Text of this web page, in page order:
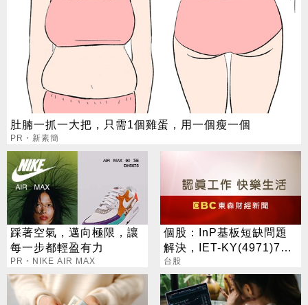
肚腩一抓一大把，只需1個雞蛋，用一個瘦一個
PR・新素簡
踩著空氣，邁向極限，讓
每一步都輕盈有力
PR・NIKE AIR MAX
個股：InP基板短缺問題
解決，IET-KY(4971)7月
營收1.05億元，重拾成長
動能
台股